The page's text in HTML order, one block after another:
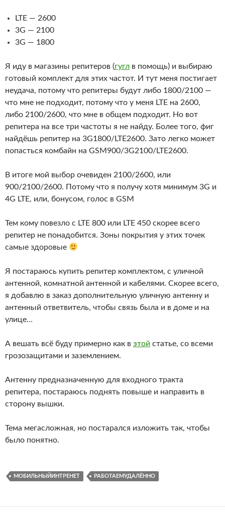
LTE — 2600
3G — 2100
3G — 1800
Я иду в магазины репитеров (гугл в помощь) и выбираю
готовый комплект для этих частот. И тут меня постигает
неудача, потому что репитеры будут либо 1800/2100 —
что мне не подходит, потому что у меня LTE на 2600,
либо 2100/2600, что мне в общем подходит. Но вот
репитера на все три частоты я не найду. Более того, фиг
найдёшь репитер на 3G1800/LTE2600. Зато легко может
попасться комбайн на GSM900/3G2100/LTE2600.
В итоге мой выбор очевиден 2100/2600, или
900/2100/2600. Потому что я получу хотя минимум 3G и
4G LTE, или, бонусом, голос в GSM
Тем кому повезло с LTE 800 или LTE 450 скорее всего
репитер не понадобится. Зоны покрытия у этих точек
самые здоровые
Я постараюсь купить репитер комплектом, с уличной
антенной, комнатной антенной и кабелями. Скорее всего,
я добавлю в заказ дополнительную уличную антенну и
антенный ответвитель, чтобы связь была и в доме и на
улице…
А вешать всё буду примерно как в этой статье, со всеми
грозозащитами и заземлением.
Антенну предназначенную для входного тракта
репитера, постараюсь поднять повыше и направить в
сторону вышки.
Тема мегасложная, но постарался изложить так, чтобы
было понятно.
МОБИЛЬНЫЙИНТРЕНЕТ РАБОТАЕМУДАЛЁННО